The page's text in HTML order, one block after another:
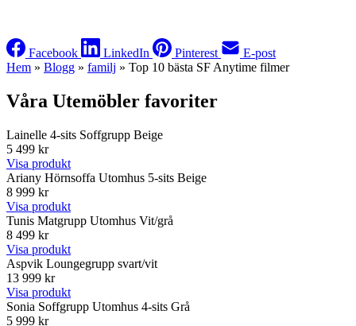
Facebook LinkedIn Pinterest
E-post
Hem » Blogg » familj » Top 10 bästa SF Anytime filmer
Våra Utemöbler favoriter
Lainelle 4-sits Soffgrupp Beige
5 499 kr
Visa produkt
Ariany Hörnsoffa Utomhus 5-sits Beige
8 999 kr
Visa produkt
Tunis Matgrupp Utomhus Vit/grå
8 499 kr
Visa produkt
Aspvik Loungegrupp svart/vit
13 999 kr
Visa produkt
Sonia Soffgrupp Utomhus 4-sits Grå
5 999 kr